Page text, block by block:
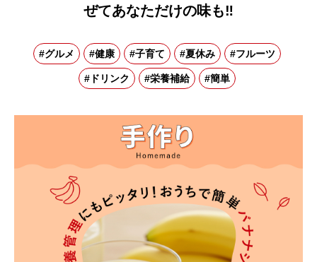
ぜてあなただけの味も‼
#グルメ #健康 #子育て #夏休み #フルーツ
#ドリンク #栄養補給 #簡単